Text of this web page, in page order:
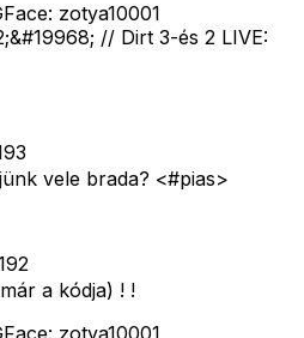
zotya10001
// Dirt 3-és 2 LIVE:
vele brada? <#pias>
a kódja) ! !